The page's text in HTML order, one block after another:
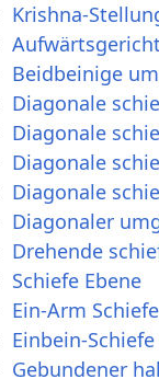
Krishna-
Beidbeinige
Diagonale
Diagonale
Diagonale
Diagonale
Diagonaler
Drehende
Schiefe Ebene
Ein-Arm
Einbein-
Gebundener